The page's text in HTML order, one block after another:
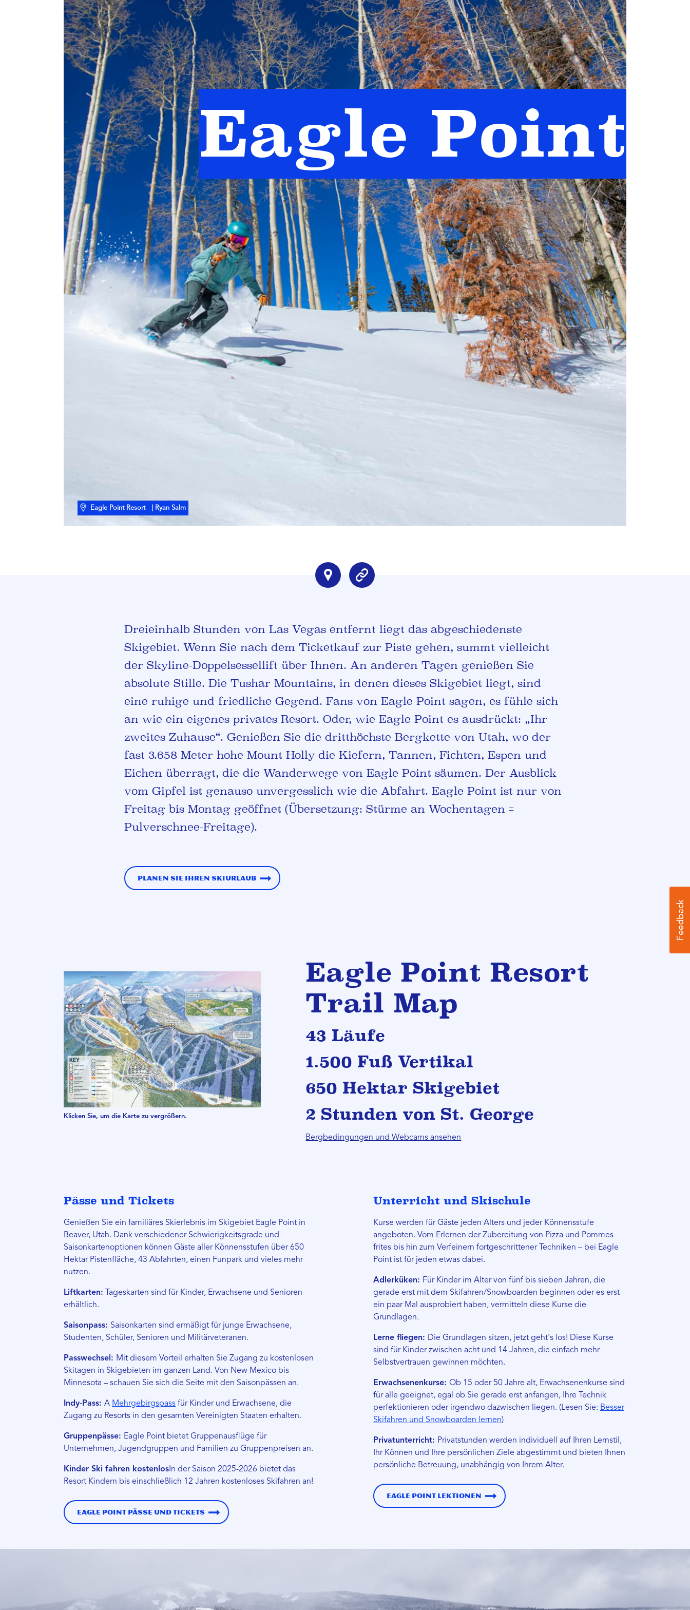
Eagle Point
Eagle Point Resort | Ryan Salm
Dreieinhalb Stunden von Las Vegas entfernt liegt das abgeschiedenste
Skigebiet. Wenn Sie nach dem Ticketkauf zur Piste gehen, summt vielleicht
der Skyline-Doppelsessellift über Ihnen. An anderen Tagen genießen Sie
absolute Stille. Die Tushar Mountains, in denen dieses Skigebiet liegt, sind
eine ruhige und friedliche Gegend. Fans von Eagle Point sagen, es fühle sich
an wie ein eigenes privates Resort. Oder, wie Eagle Point es ausdrückt: „Ihr
zweites Zuhause“. Genießen Sie die dritthöchste Bergkette von Utah, wo der
fast 3.658 Meter hohe Mount Holly die Kiefern, Tannen, Fichten, Espen und
Eichen überragt, die die Wanderwege von Eagle Point säumen. Der Ausblick
vom Gipfel ist genauso unvergesslich wie die Abfahrt. Eagle Point ist nur von
Freitag bis Montag geöffnet (Übersetzung: Stürme an Wochentagen =
Pulverschnee-Freitage).
Planen Sie Ihren Skiurlaub
Klicken Sie, um die Karte zu vergrößern.
Eagle Point Resort
Trail Map
43 Läufe
1.500 Fuß Vertikal
650 Hektar Skigebiet
2 Stunden von St. George
Bergbedingungen und Webcams ansehen
Pässe und Tickets
Genießen Sie ein familiäres Skierlebnis im Skigebiet Eagle Point in
Beaver, Utah. Dank verschiedener Schwierigkeitsgrade und
Saisonkartenoptionen können Gäste aller Könnensstufen über 650
Hektar Pistenfläche, 43 Abfahrten, einen Funpark und vieles mehr
nutzen.
Liftkarten: Tageskarten sind für Kinder, Erwachsene und Senioren
erhältlich.
Saisonpass: Saisonkarten sind ermäßigt für junge Erwachsene,
Studenten, Schüler, Senioren und Militärveteranen.
Passwechsel: Mit diesem Vorteil erhalten Sie Zugang zu kostenlosen
Skitagen in Skigebieten im ganzen Land. Von New Mexico bis
Minnesota – schauen Sie sich die Seite mit den Saisonpässen an.
Indy-Pass:A Mehrgebirgspass für Kinder und Erwachsene, die
Zugang zu Resorts in den gesamten Vereinigten Staaten erhalten.
Gruppenpässe: Eagle Point bietet Gruppenausflüge für
Unternehmen, Jugendgruppen und Familien zu Gruppenpreisen an.
Kinder Ski fahren kostenlos In der Saison 2025-2026 bietet das
Resort Kindern bis einschließlich 12 Jahren kostenloses Skifahren an!
Eagle Point Pässe und Tickets
Unterricht und Skischule
Kurse werden für Gäste jeden Alters und jeder Könnensstufe
angeboten. Vom Erlernen der Zubereitung von Pizza und Pommes
frites bis hin zum Verfeinern fortgeschrittener Techniken – bei Eagle
Point ist für jeden etwas dabei.
Adlerküken: Für Kinder im Alter von fünf bis sieben Jahren, die
gerade erst mit dem Skifahren/Snowboarden beginnen oder es erst
ein paar Mal ausprobiert haben, vermitteln diese Kurse die
Grundlagen.
Lerne fliegen: Die Grundlagen sitzen, jetzt geht's los! Diese Kurse
sind für Kinder zwischen acht und 14 Jahren, die einfach mehr
Selbstvertrauen gewinnen möchten.
Erwachsenenkurse: Ob 15 oder 50 Jahre alt, Erwachsenenkurse sind
für alle geeignet, egal ob Sie gerade erst anfangen, Ihre Technik
perfektionieren oder irgendwo dazwischen liegen. (Lesen Sie: Besser
Skifahren und Snowboarden lernen)
Privatunterricht: Privatstunden werden individuell auf Ihren Lernstil,
Ihr Können und Ihre persönlichen Ziele abgestimmt und bieten Ihnen
persönliche Betreuung, unabhängig von Ihrem Alter.
Eagle Point Lektionen